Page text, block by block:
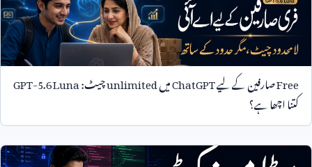
Freeصارفین کے لیےChatGPTمیںunlimitedچیٹ:GPT-5.6 Luna
کتنا اچھا ہے؟